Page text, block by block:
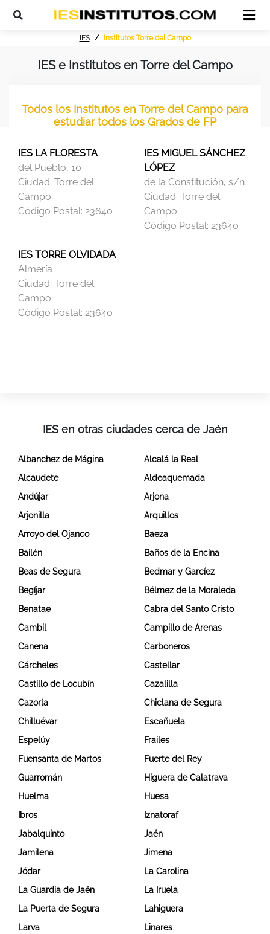
IES Institutos Torre del Campo
IES e Institutos en Torre del Campo
Todos los Institutos en Torre del Campo para
estudiar todos los Grados de FP
IES LA FLORESTA
del Pueblo, 10
Ciudad: Torre del
Campo
Código Postal: 23640
IES MIGUEL SÁNCHEZ
LÓPEZ
de la Constitución, s/n
Ciudad: Torre del
Campo
Código Postal: 23640
IES TORRE OLVIDADA
Almería
Ciudad: Torre del
Campo
Código Postal: 23640
IES en otras ciudades cerca de Jaén
Albanchez de Mágina
Alcalá la Real
Alcaudete
Aldeaquemada
Andújar
Arjona
Arjonilla
Arquillos
Arroyo del Ojanco
Baeza
Bailén
Baños de la Encina
Beas de Segura
Bedmar y Garcíez
Begíjar
Bélmez de la Moraleda
Benatae
Cabra del Santo Cristo
Cambil
Campillo de Arenas
Canena
Carboneros
Cárcheles
Castellar
Castillo de Locubín
Cazalilla
Cazorla
Chiclana de Segura
Chilluévar
Escañuela
Espelúy
Frailes
Fuensanta de Martos
Fuerte del Rey
Guarromán
Higuera de Calatrava
Huelma
Huesa
Ibros
Iznatoraf
Jabalquinto
Jaén
Jamilena
Jimena
Jódar
La Carolina
La Guardia de Jaén
La Iruela
La Puerta de Segura
Lahiguera
Larva
Linares